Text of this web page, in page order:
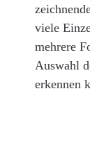
viele
mehrere
Auswahl
erkennen